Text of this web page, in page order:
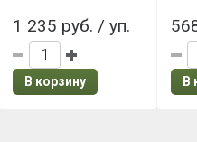
1 235 руб. / уп.
В корзину В